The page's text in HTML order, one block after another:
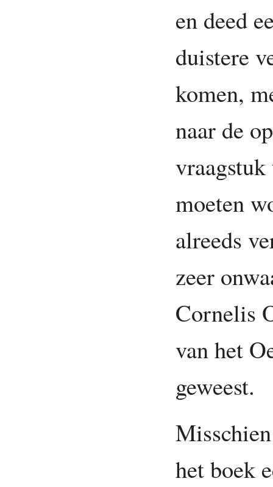
en deed
duistere
komen,
naar de
moeten
alreeds
zeer
Cornelis
van het
geweest.
het boek